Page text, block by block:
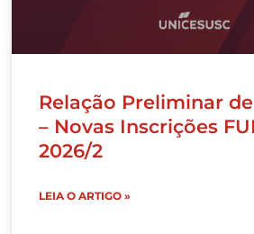
Relação Preliminar
– Novas Inscrições
2026/2
LEIA O ARTIGO »